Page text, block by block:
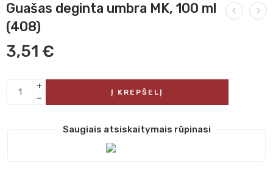
Guašas deginta umbra MK, 100 ml
(408)
3,51 €
Į KREPŠELĮ
Saugiais atsiskaitymais rūpinasi